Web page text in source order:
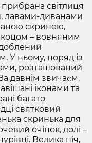
світлиця
лавами‑диванами
скринею,
– вовняним
У ньому, поряд із
розташований
давнім звичаєм,
іконами та
багато
святковий
скринька для
очіпок, долі –
Велика піч,